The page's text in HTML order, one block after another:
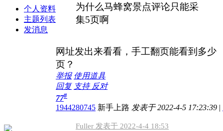
个人资料
主题列表
发消息
为什么马蜂窝景点评论只能采
集5页啊
网址发出来看看，手工翻页能看到多少
页？
举报 使用道具
回复 支持 反对
77#
1944280745 新手上路 发表于 2022-4-5 17:23:39 |
Fuller 发表于 2022-4-4 18:53